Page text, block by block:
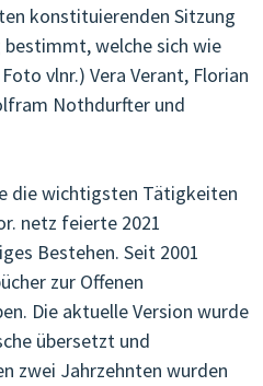
konstituierenden Sitzung
bestimmt, welche sich wie
vlnr.) Vera Verant, Florian
Nothdurfter und
die wichtigsten Tätigkeiten
netz feierte 2021
Bestehen. Seit 2001
zur Offenen
Die aktuelle Version wurde
übersetzt und
zwei Jahrzehnten wurden